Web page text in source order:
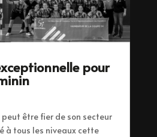
pour
être fier de son secteur
à tous les niveaux cette